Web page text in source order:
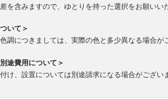
を含みますので、ゆとりを持った選択をお願いい
いて＞
調につきましては、実際の色と多少異なる場合が
途費用について＞
け、設置については別途請求になる場合がござい